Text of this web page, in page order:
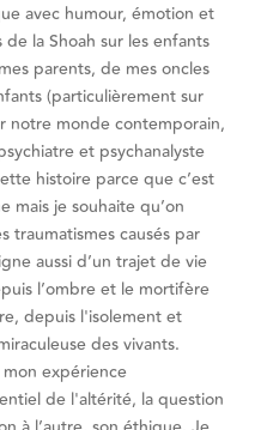
avec humour, émotion et
la Shoah sur les enfants
parents, de mes oncles
(particulièrement sur
notre monde contemporain,
et psychanalyste
histoire parce que c’est
mais je souhaite qu’on
traumatismes causés par
aussi d’un trajet de vie
l’ombre et le mortifère
depuis l'isolement et
des vivants.
expérience
de l'altérité, la question